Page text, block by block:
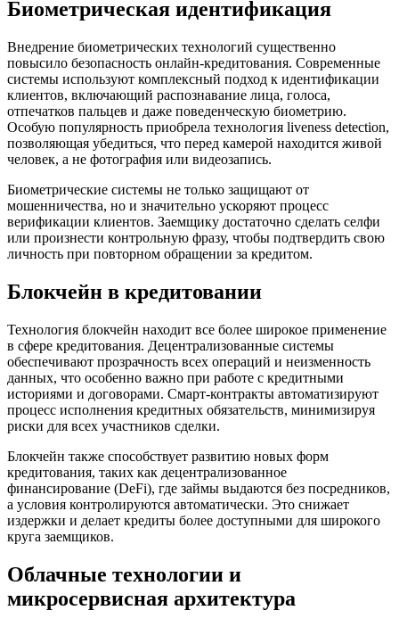
Биометрическая идентификация
Внедрение биометрических технологий существенно
повысило безопасность онлайн-кредитования. Современные
системы используют комплексный подход к идентификации
клиентов, включающий распознавание лица, голоса,
отпечатков пальцев и даже поведенческую биометрию.
Особую популярность приобрела технология liveness detection,
позволяющая убедиться, что перед камерой находится живой
человек, а не фотография или видеозапись.
Биометрические системы не только защищают от
мошенничества, но и значительно ускоряют процесс
верификации клиентов. Заемщику достаточно сделать селфи
или произнести контрольную фразу, чтобы подтвердить свою
личность при повторном обращении за кредитом.
Блокчейн в кредитовании
Технология блокчейн находит все более широкое применение
в сфере кредитования. Децентрализованные системы
обеспечивают прозрачность всех операций и неизменность
данных, что особенно важно при работе с кредитными
историями и договорами. Смарт-контракты автоматизируют
процесс исполнения кредитных обязательств, минимизируя
риски для всех участников сделки.
Блокчейн также способствует развитию новых форм
кредитования, таких как децентрализованное
финансирование (DeFi), где займы выдаются без посредников,
а условия контролируются автоматически. Это снижает
издержки и делает кредиты более доступными для широкого
круга заемщиков.
Облачные технологии и
микросервисная архитектура